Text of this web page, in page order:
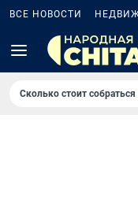
ВСЕ НОВОСТИ
Сколько стоит